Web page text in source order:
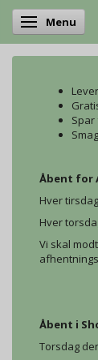
SkifteMenu
Åbent for
Hver
Hver
Vi skal
Åbent i
Torsdag